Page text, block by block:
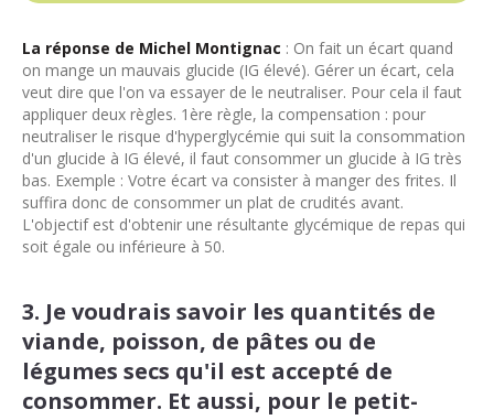
La réponse de Michel Montignac : On fait un écart quand
on mange un mauvais glucide (IG élevé). Gérer un écart, cela
veut dire que l'on va essayer de le neutraliser. Pour cela il faut
appliquer deux règles. 1ère règle, la compensation : pour
neutraliser le risque d'hyperglycémie qui suit la consommation
d'un glucide à IG élevé, il faut consommer un glucide à IG très
bas. Exemple : Votre écart va consister à manger des frites. Il
suffira donc de consommer un plat de crudités avant.
L'objectif est d'obtenir une résultante glycémique de repas qui
soit égale ou inférieure à 50.
3. Je voudrais savoir les quantités de
viande, poisson, de pâtes ou de
légumes secs qu'il est accepté de
consommer. Et aussi, pour le petit-